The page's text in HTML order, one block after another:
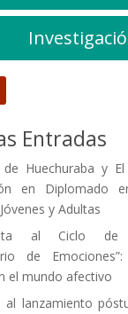
Entradas
de Huechuraba y
en Diplomado
y Adultas
al Ciclo de
de
el mundo afectivo
al lanzamiento